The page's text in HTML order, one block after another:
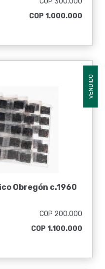
COP 1.000.000
VENDIDO
Obregón c.1960
COP 200.000
COP 1.100.000